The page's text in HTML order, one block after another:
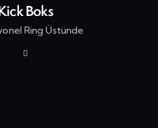
Boks
Ring Üstünde